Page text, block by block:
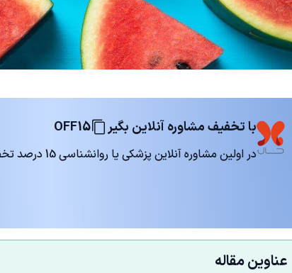
با تخفیف مشاوره آنلاین بگیر OFF15
در اولین مشاوره آنلاین پزشکی یا روانشناسی 15 درصد تخفیف بگیر
عناوین مقاله